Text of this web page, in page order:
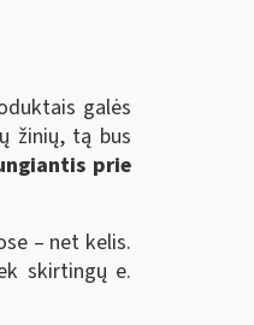
galės
žinių, tą bus
prie
– net kelis.
skirtingų e.